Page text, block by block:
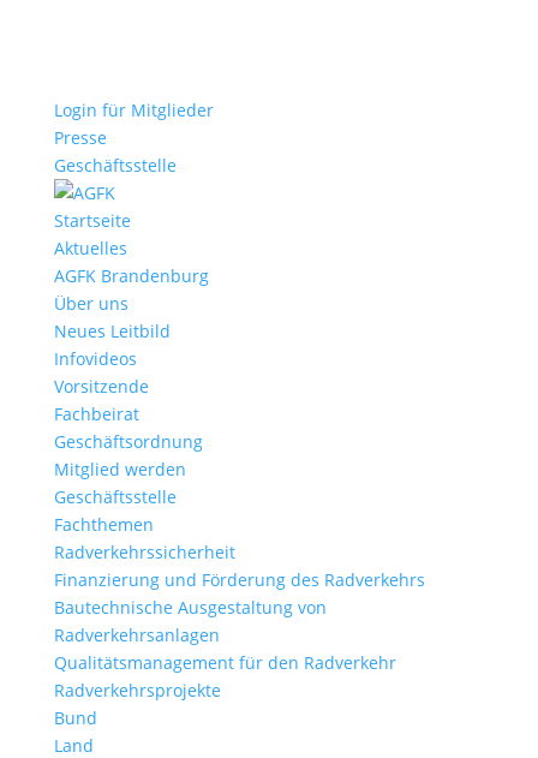
Login für Mitglieder
Presse
Geschäftsstelle
Startseite
Aktuelles
AGFK Brandenburg
Über uns
Neues Leitbild
Infovideos
Vorsitzende
Fachbeirat
Geschäftsordnung
Mitglied werden
Geschäftsstelle
Fachthemen
Radverkehrssicherheit
Finanzierung und Förderung des Radverkehrs
Bautechnische Ausgestaltung von
Radverkehrsanlagen
Qualitätsmanagement für den Radverkehr
Radverkehrsprojekte
Bund
Land